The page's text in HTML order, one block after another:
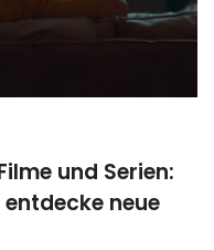
und Serien:
neue